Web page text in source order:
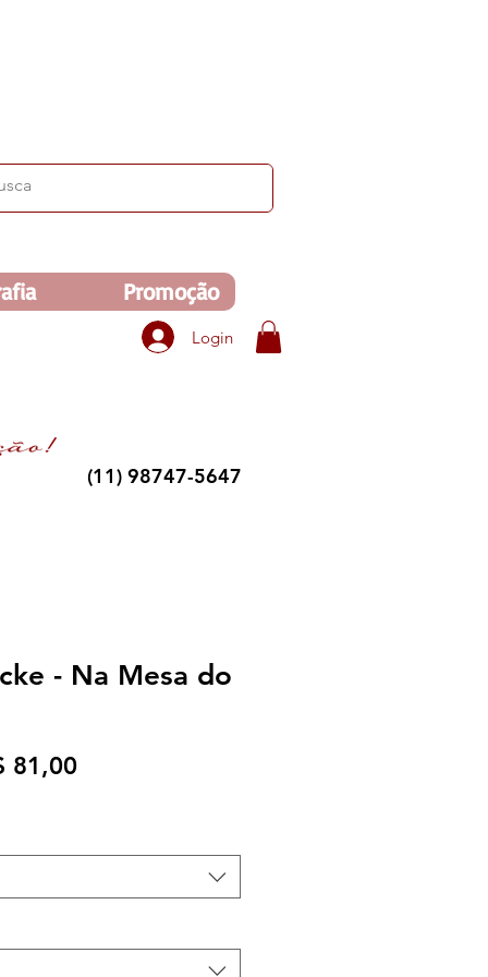
Promoção
Login
(11) 98747-5647
- Na Mesa do
81,00Preço